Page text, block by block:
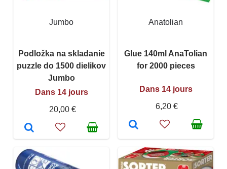
Jumbo
Podložka na skladanie
puzzle do 1500 dielikov
Jumbo
Dans 14 jours
20,00 €
Anatolian
Glue 140ml AnaTolian
for 2000 pieces
Dans 14 jours
6,20 €